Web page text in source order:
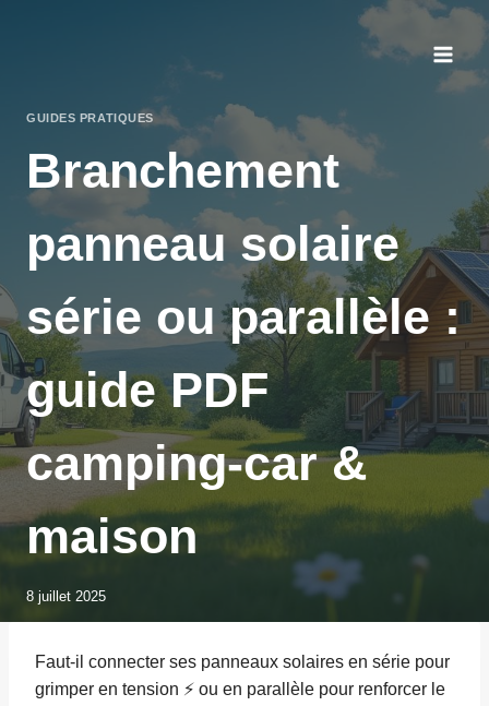
GUIDES PRATIQUES
Branchement
panneau solaire
série ou parallèle :
guide PDF
camping-car &
maison
8 juillet 2025
Faut-il connecter ses panneaux solaires en série pour
grimper en tension ⚡ ou en parallèle pour renforcer le